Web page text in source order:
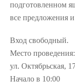
подготовленном
все предложения
Вход свободный.
Место
ул. Октябрьская,
Начало в 10:00